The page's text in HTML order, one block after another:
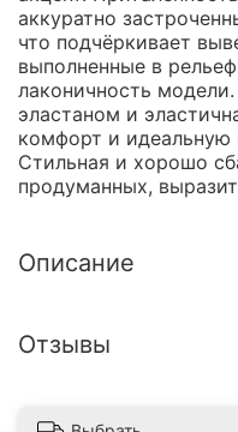
аккуратно
что подчёркивает
выполненные в
лаконичность
эластаном и
комфорт и идеальную
Стильная и хорошо
продуманных,
Описание
Отзывы